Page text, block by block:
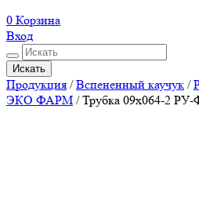
0 Корзина
Вход
Искать
Продукция /Вспененный каучук /
ЭКО ФАРМ /Трубка 09х064-2